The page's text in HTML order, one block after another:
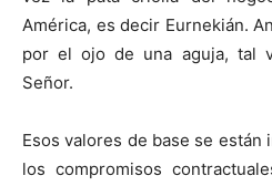
América, es decir Eurnekián.
por el ojo de una aguja, tal
Señor.
Esos valores de base se
los compromisos